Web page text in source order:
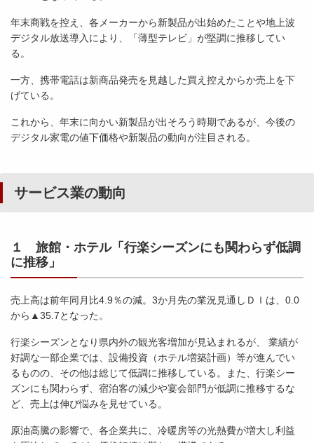
年末商戦を控え、各メーカーから新製品が出始めたことや地上波
デジタル放送導入により、「薄型テレビ」が堅調に推移してい
る。
一方、携帯電話は新商品発売を見越した買え控えからか売上を下
げている。
これから、年末に向かい新製品が出そろう時期であるが、今後の
デジタル家電の値下価格や新製品の動向が注目される。
サービス業の動向
１ 旅館・ホテル「行楽シーズンにも関わらず低調
に推移」
売上高は前年同月比4.9％の減。3か月先の業況見通しＤＩは、0.0
から▲35.7となった。
行楽シーズンとなり県内外の観光客増加が見込まれるが、 業績が
好調な一部企業では、設備投資（ホテル増築計画）等が進んでい
るものの、その他は総じて低調に推移している。また、行楽シー
ズンにも関わらず、宿泊客の減少や宴会部門が低調に推移するな
ど、売上は伸び悩みを見せている。
原油高騰の影響で、各企業共に、冷暖房等の光熱費が増大し利益